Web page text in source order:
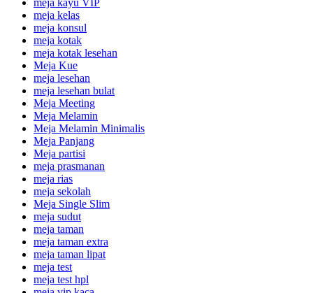
meja kayu VIP
meja kelas
meja konsul
meja kotak
meja kotak lesehan
Meja Kue
meja lesehan
meja lesehan bulat
Meja Meeting
Meja Melamin
Meja Melamin Minimalis
Meja Panjang
Meja partisi
meja prasmanan
meja rias
meja sekolah
Meja Single Slim
meja sudut
meja taman
meja taman extra
meja taman lipat
meja test
meja test hpl